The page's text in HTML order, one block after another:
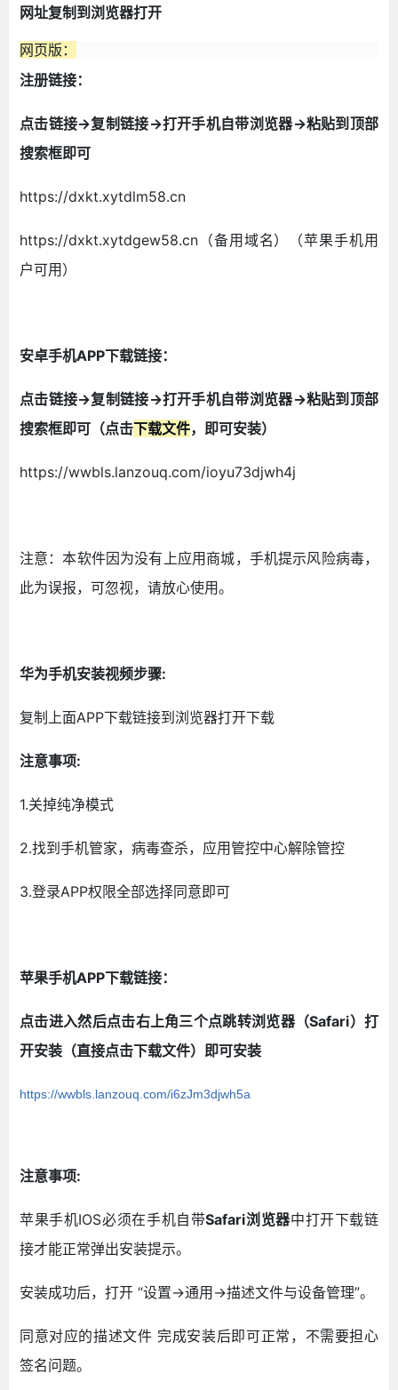
网址复制到浏览器打开
网页版：
注册链接：
点击链接->复制链接->打开手机自带浏览器->粘贴到顶部
搜索框即可
https://dxkt.xytdlm58.cn
https://dxkt.xytdgew58.cn（备用域名）（苹果手机用
户可用）
安卓手机APP下载链接：
点击链接->复制链接->打开手机自带浏览器->粘贴到顶部
搜索框即可（点击下载文件，即可安装）
https://wwbls.lanzouq.com/ioyu73djwh4j
注意：本软件因为没有上应用商城，手机提示风险病毒，
此为误报，可忽视，请放心使用。
华为手机安装视频步骤:
复制上面APP下载链接到浏览器打开下载
注意事项:
1.关掉纯净模式
2.找到手机管家，病毒查杀，应用管控中心解除管控
3.登录APP权限全部选择同意即可
苹果手机APP下载链接：
点击进入然后点击右上角三个点跳转浏览器（Safari）打
开安装（直接点击下载文件）即可安装
https://wwbls.lanzouq.com/i6zJm3djwh5a
注意事项:
苹果手机IOS必须在手机自带Safari浏览器中打开下载链
接才能正常弹出安装提示。
安装成功后，打开 “设置->通用->描述文件与设备管理”。
同意对应的描述文件 完成安装后即可正常，不需要担心
签名问题。